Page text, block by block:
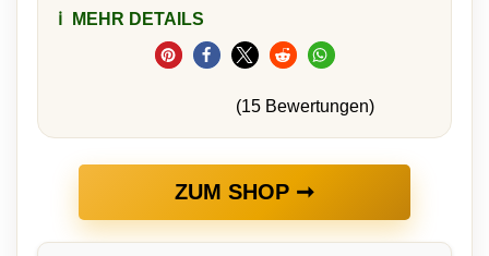
ℹ️ MEHR DETAILS
(15 Bewertungen)
ZUM SHOP ➞